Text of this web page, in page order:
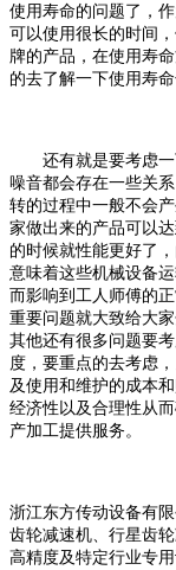
使用寿命的问题了，
可以使用很长的时间
牌的产品，在使用寿
的去了解一下使用寿命
还有就是要考虑
噪音都会存在一些关
转的过程中一般不会
家做出来的产品可以
的时候就性能更好了
意味着这些机械设备
而影响到工人师傅的正
重要问题就大致给大
其他还有很多问题要
度，要重点的去考虑
及使用和维护的成本
经济性以及合理性从
产加工提供服务。
浙江东方传动设备有
齿轮减速机、行星齿
高精度及特定行业专